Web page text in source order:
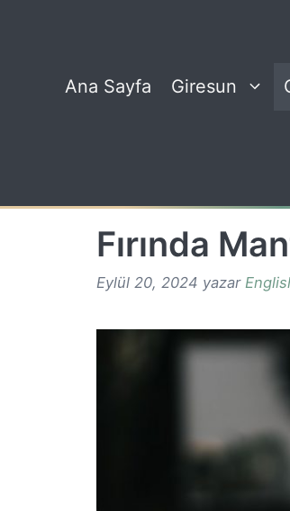
Ana Sayfa Giresun
Fırında
Eylül 20, 2024 yazar